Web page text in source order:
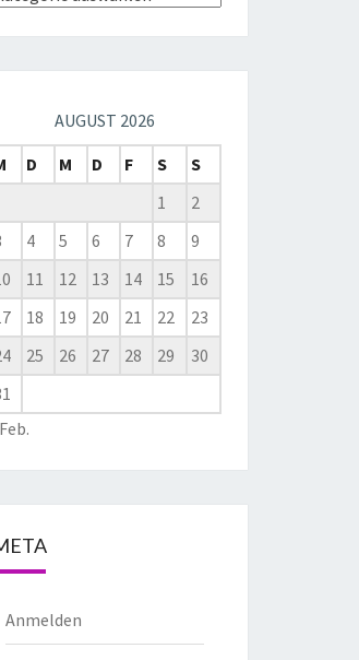
AUGUST 2026
D M D F S
S
1
2
4 5 6 7 8
9
11 12 13 14 15
16
18 19 20 21 22
23
25 26 27 28 29
30
Anmelden